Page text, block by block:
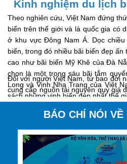
Kinh nghiệm du lịch
Theo nghiên cứu, Việt Nam đứng
biển trên thế giới và là quốc gia có
ở khu vực Đông Nam Á. Dọc
biển, trong đó nhiều bãi biển đẹp
cao như bãi biển Mỹ Khê của Đà
chọn là một trong sáu bãi tắm
Long và Vịnh Nha Trang của Việt
sách những vịnh biển đẹp nhất thế
Đối với người Việt Nam, từ bao đời
cung cấp nguồn tài nguyên quý giá
gian lý tưởng để cộng đồng dân cư
biển đảo với những di sản truyền
môi trường biển, những bậc cha
chinh phục cũng như giữ gìn lãnh
gian của cư dân miền biển, những
Nắm bắt thế mạnh trên, thời gian
năng đã được quy hoạch và đầu tư
Sơn (Thanh Hóa); bãi biển Non
BÁO CHÍ NÓI VỀ